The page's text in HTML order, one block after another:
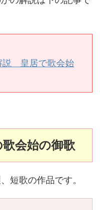
説 皇居で歌会始
会始の御歌
短歌の作品です。